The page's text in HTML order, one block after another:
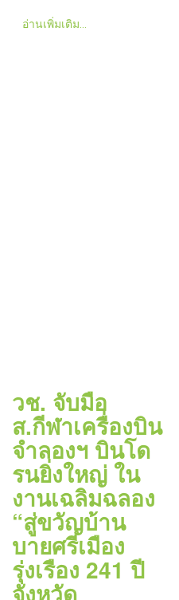
อ่านเพิ่มเติม...
วช. จับมือ
ส.กีฬาเครื่องบิน
จำลองฯ บินโด
รนยิ่งใหญ่ ใน
งานเฉลิมฉลอง
“สู่ขวัญบ้าน
บายศรีเมือง
รุ่งเรือง 241 ปี
จังหวัด